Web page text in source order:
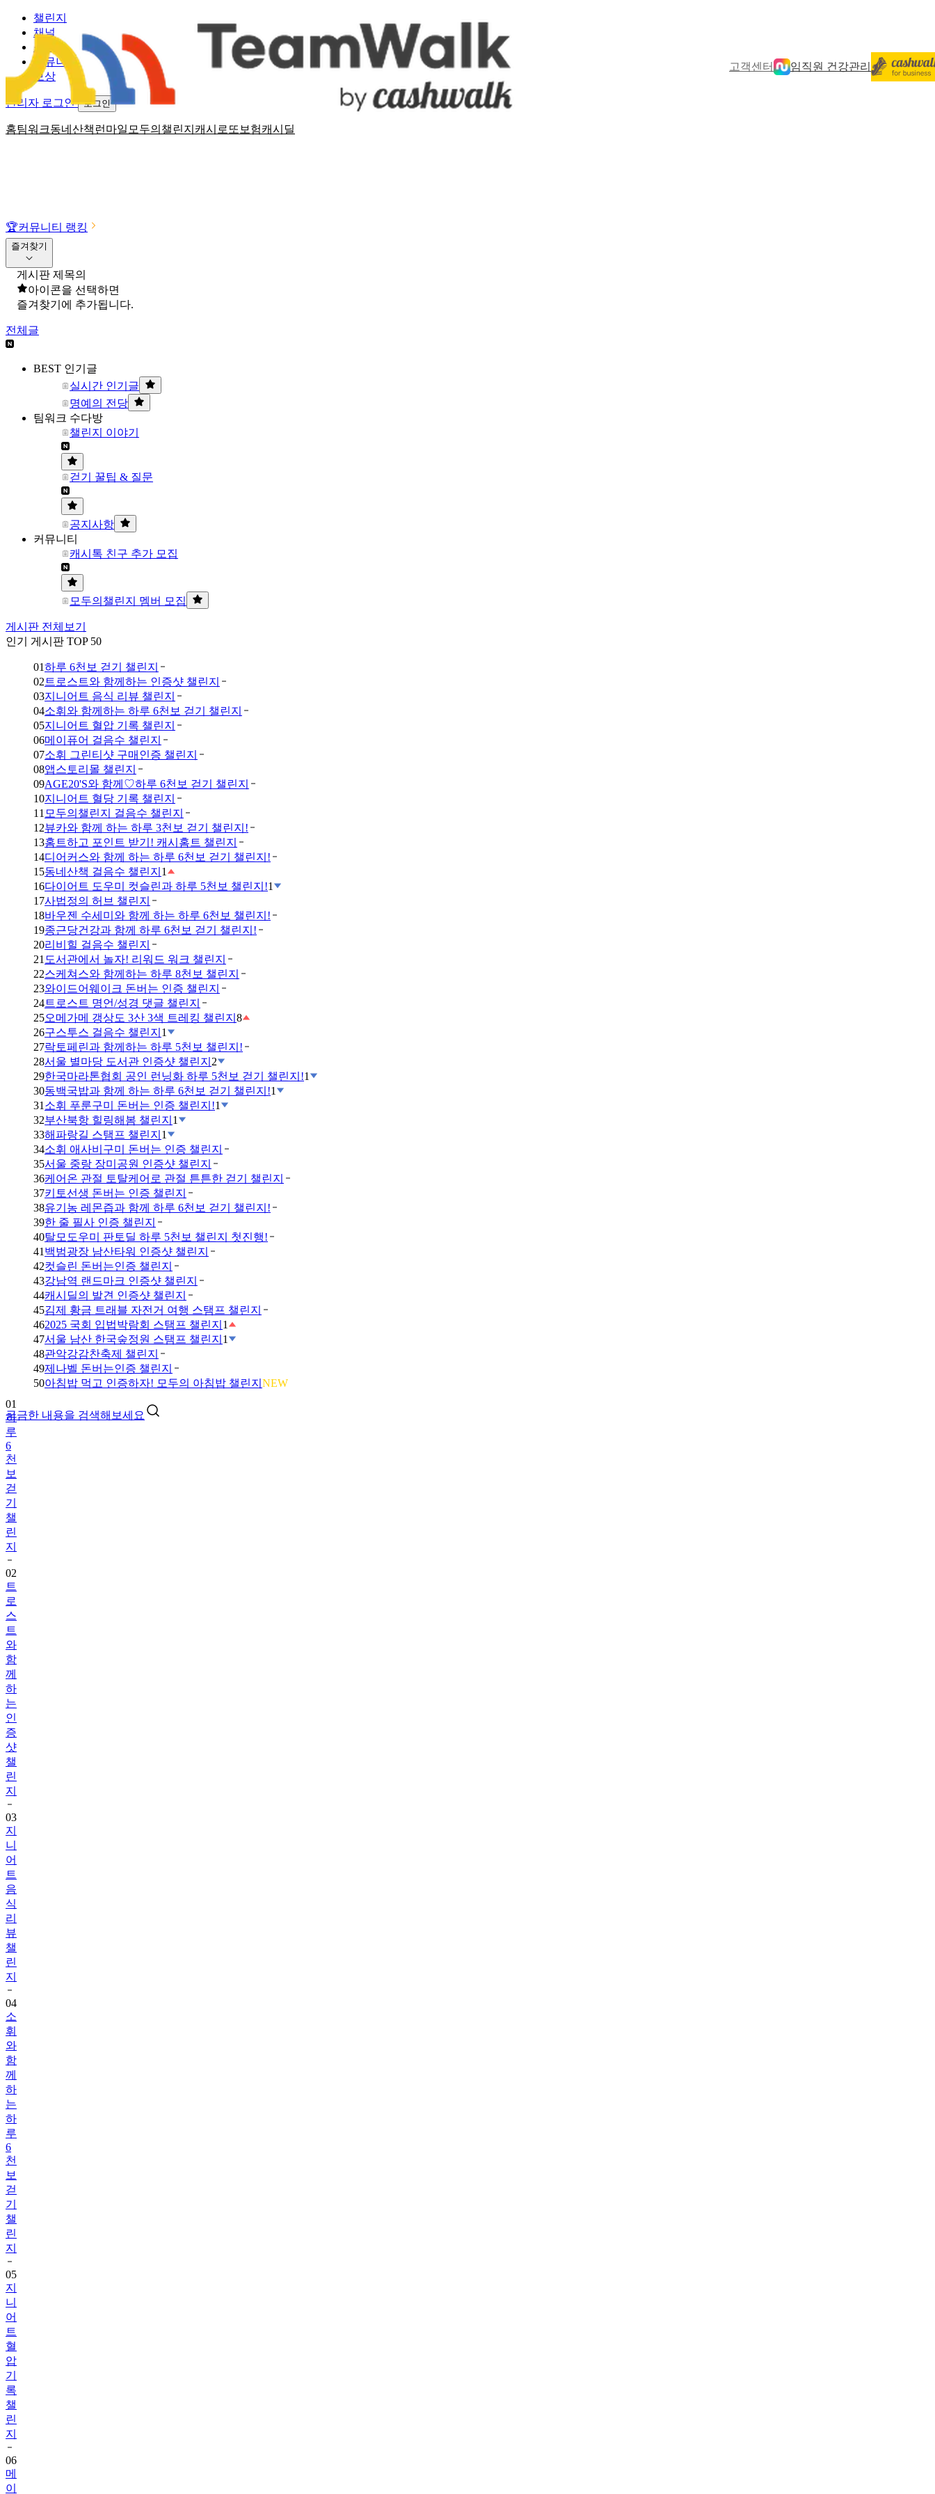
고객센터 임직원 건강관리
홈팀워크동네산책 런마일 모두의챌린지 캐시로또 보험캐시딜
챌린지
채널
소식
커뮤니티
보상
관리자 로그인 로그인
🏆커뮤니티 랭킹
즐겨찾기
게시판 제목의
아이콘을 선택하면
즐겨찾기에 추가됩니다.
전체글
BEST 인기글
실시간 인기글
명예의 전당
팀워크 수다방
챌린지 이야기
걷기 꿀팁 & 질문
공지사항
커뮤니티
캐시톡 친구 추가 모집
모두의챌린지 멤버 모집
게시판 전체보기
인기 게시판 TOP 50
01하루 6천보 걷기 챌린지
02 트로스트와 함께하는 인증샷 챌린지
03지니어트 음식 리뷰 챌린지
04소휘와 함께하는 하루 6천보 걷기 챌린지
05지니어트 혈압 기록 챌린지
06메이퓨어 걸음수 챌린지
07소휘 그린티샷 구매인증 챌린지
08앱스토리몰 챌린지
09AGE20'S와 함께♡하루 6천보 걷기 챌린지
10지니어트 혈당 기록 챌린지
11 모두의챌린지 걸음수 챌린지
12뷰카와 함께 하는 하루 3천보 걷기 챌린지!
13홈트하고 포인트 받기! 캐시홈트 챌린지
14디어커스와 함께 하는 하루 6천보 걷기 챌린지!
15동네산책 걸음수 챌린지 1
16다이어트 도우미 컷슬린과 하루 5천보 챌린지!1
17사법정의 허브 챌린지
18바우젠 수세미와 함께 하는 하루 6천보 챌린지!
19종근당건강과 함께 하루 6천보 걷기 챌린지!
20리비힐 걸음수 챌린지
21 도서관에서 놀자! 리워드 워크 챌린지
22스케쳐스와 함께하는 하루 8천보 챌린지
23와이드어웨이크 돈버는 인증 챌린지
24트로스트 명언/성경 댓글 챌린지
25오메가메 갱상도 3산 3색 트레킹 챌린지 8
26구스투스 걸음수 챌린지 1
27락토페린과 함께하는 하루 5천보 챌린지!
28서울 별마당 도서관 인증샷 챌린지 2
29한국마라톤협회 공인 런닝화 하루 5천보 걷기 챌린지!1
30동백국밥과 함께 하는 하루 6천보 걷기 챌린지!1
31 소휘 푸룬구미 돈버는 인증 챌린지!1
32부산북항 힐링해봄 챌린지 1
33해파랑길 스탬프 챌린지 1
34소휘 애사비구미 돈버는 인증 챌린지
35서울 중랑 장미공원 인증샷 챌린지
36케어온 관절 토탈케어로 관절 튼튼한 걷기 챌린지
37키토선생 돈버는 인증 챌린지
38유기농 레몬즙과 함께 하루 6천보 걷기 챌린지!
39한 줄 필사 인증 챌린지
40탈모도우미 판토딜 하루 5천보 챌린지 첫진행!
41 백범광장 남산타워 인증샷 챌린지
42컷슬린 돈버는인증 챌린지
43강남역 랜드마크 인증샷 챌린지
44캐시딜의 발견 인증샷 챌린지
45김제 황금 트래블 자전거 여행 스탬프 챌린지
462025 국회 입법박람회 스탬프 챌린지 1
47서울 남산 한국숲정원 스탬프 챌린지 1
48관악강감찬축제 챌린지
49제나벨 돈버는인증 챌린지
50아침밥 먹고 인증하자! 모두의 아침밥 챌린지 NEW
궁금한 내용을 검색해보세요
루
6
천
보
걷
기
챌
린
지
02
트
로
스
트
와
함
께
하
는
인
증
샷
챌
린
지
03
지
니
어
트
음
식
리
뷰
챌
린
지
04
소
휘
와
함
께
하
는
하
루
6
천
보
걷
기
챌
린
지
05
지
니
어
트
혈
압
기
록
챌
린
지
06
메
이
퓨